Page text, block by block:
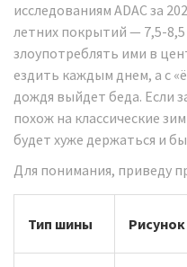
исследованиям ADAC за
летних покрытий — 7,5-
злоупотреблять ими в
ездить каждым днем, а с
дождя выйдет беда. Если
похож на классические
будет хуже держаться и
Для понимания, приведу
Тип шины Рисунок